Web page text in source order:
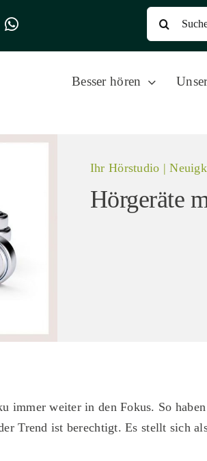
Suche
nach:
Besser hören
Ihr Hörstudio |
Hörgeräte
weiter in den Fokus. So
Trend ist berechtigt. Es stellt sich